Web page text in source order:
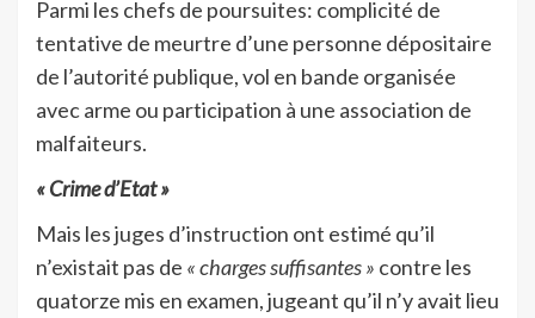
Parmi les chefs de poursuites: complicité de
tentative de meurtre d’une personne dépositaire
de l’autorité publique, vol en bande organisée
avec arme ou participation à une association de
malfaiteurs.
« Crime d’Etat »
Mais les juges d’instruction ont estimé qu’il
n’existait pas de « charges suffisantes » contre les
quatorze mis en examen, jugeant qu’il n’y avait lieu